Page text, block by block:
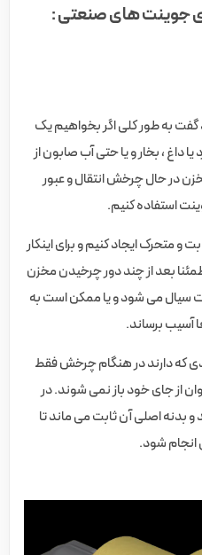
جوینت های صنعتی :
گفت به طور کلی اگر بخواهیم یک
یا داغ ، بخار و یا حتی آب صابون از
در حال چرخش انتقال و عبور
استفاده کنیم.
و متحرک ایجاد کنیم و برای اینکار
بعد از چند دور چرخیدن مخزن
سیال می شود و یا ممکن است به
آسیب برساند.
که دارند در هنگام چرخش فقط
از جای خود باز نمی شوند. در
بدنه اصلی آن ثابت می ماند تا
شود.